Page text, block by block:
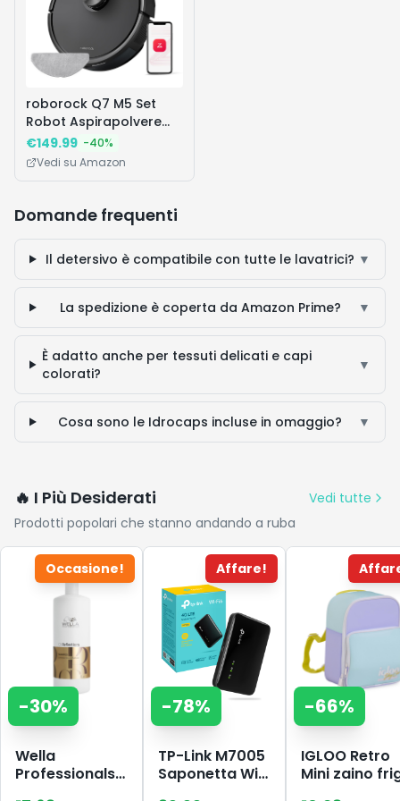
roborock Q7 M5 Set
Robot Aspirapolvere
Lavapavimenti con
Mappatura, 10.000 Pa,
il Lavaggio, Auto Boost
sui Tappeti, Controllo
€149.99 -40%
Vedi su Amazon
Domande frequenti
Il detersivo è compatibile con tutte le lavatrici? ▼
La spedizione è coperta da Amazon Prime? ▼
È adatto anche per tessuti delicati e capi
colorati?
▼
Cosa sono le Idrocaps incluse in omaggio? ▼
🔥 I Più Desiderati
Vedi tutte
Prodotti popolari che stanno andando a ruba
Occasione!
-30%
Wella
Professionals
Affare!
-78%
TP-Link M7005
Saponetta WiFi
-66%
IGLOO Retro
Mini zaino